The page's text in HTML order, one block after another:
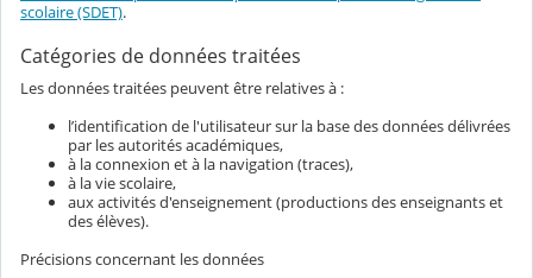
scolaire (SDET).
Catégories de données traitées
Les données traitées peuvent être relatives à :
l’identification de l'utilisateur sur la base des données délivrées
par les autorités académiques,
à la connexion et à la navigation (traces),
à la vie scolaire,
aux activités d'enseignement (productions des enseignants et
des élèves).
Précisions concernant les données